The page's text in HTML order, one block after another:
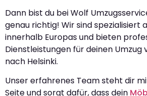
Dann bist du bei Wolf
genau richtig! Wir sind spezialisiert
innerhalb Europas und bieten
Dienstleistungen für deinen Umzug
nach Helsinki.
Unser erfahrenes Team steht dir
Seite und sorgt dafür, dass dein